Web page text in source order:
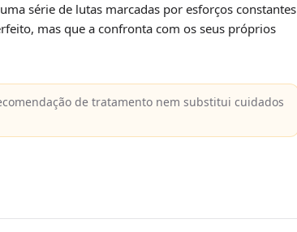
série de lutas marcadas por esforços constantes
mas que a confronta com os seus próprios
de tratamento nem substitui cuidados